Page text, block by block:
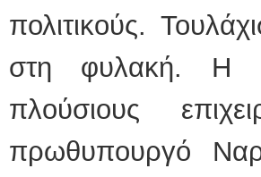
πολιτικούς.
στη φυλακή. Η
πλούσιους
πρωθυπουργό